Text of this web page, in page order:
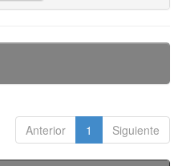
Anterior 1 Siguiente